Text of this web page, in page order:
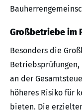
Großbetriebe im
Besonders die
an der
höheres Risiko für
bieten. Die